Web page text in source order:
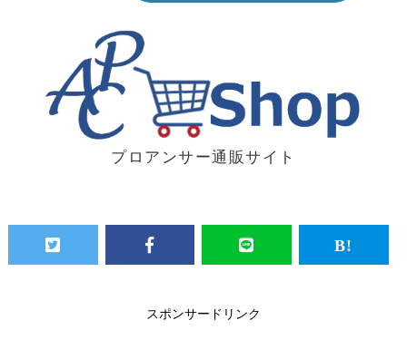
プロアンサー通販サイト
スポンサードリンク